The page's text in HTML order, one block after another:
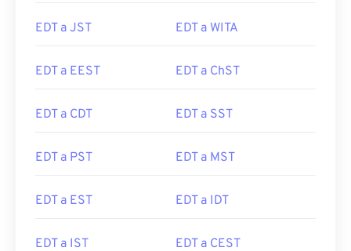
EDT a JST EDT a WITA
EDT a EEST EDT a ChST
EDT a CDT EDT a SST
EDT a PST EDT a MST
EDT a EST EDT a IDT
EDT a IST EDT a CEST